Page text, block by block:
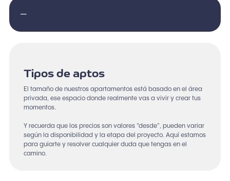
—
Tipos de aptos
El tamaño de nuestros apartamentos está basado en el área
privada, ese espacio donde realmente vas a vivir y crear tus
momentos.
Y recuerda que los precios son valores “desde”, pueden variar
según la disponibilidad y la etapa del proyecto. Aquí estamos
para guiarte y resolver cualquier duda que tengas en el
camino.